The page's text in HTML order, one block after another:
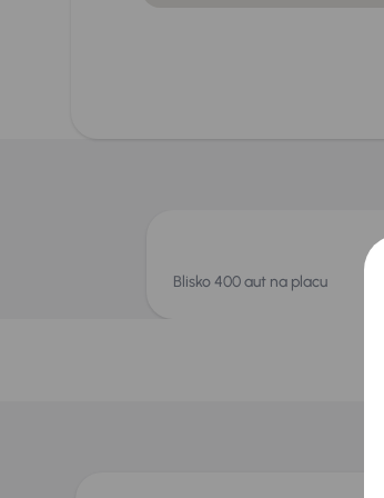
Blisko 400 aut na placu